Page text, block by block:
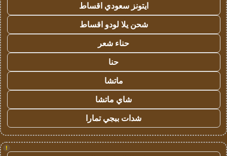
ايتونز سعودي اقساط
شحن يلا لودو اقساط
حناء شعر
حنا
ماتشا
شاي ماتشا
شدات ببجي تمارا
!